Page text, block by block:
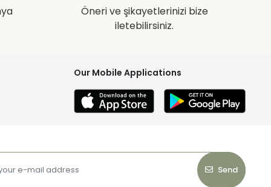
Öneri ve şikayetlerinizi bize
iletebilirsiniz.
Our Mobile Applications
Send